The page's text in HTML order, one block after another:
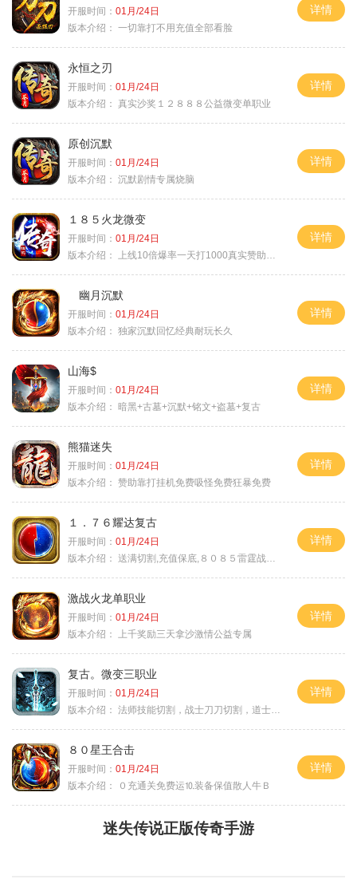
开服时间： 01月/24日
版本介绍： 一切靠打不用充值全部看脸
详情
永恒之刃
开服时间： 01月/24日
版本介绍： 真实沙奖１２８８８公益微变单职业
详情
原创沉默
开服时间： 01月/24日
版本介绍： 沉默剧情专属烧脑
详情
１８５火龙微变
开服时间： 01月/24日
版本介绍：
上线10倍爆率一天打1000真实赞助一夜终
详情
幽月沉默
开服时间： 01月/24日
版本介绍： 独家沉默回忆经典耐玩长久
详情
山海$
开服时间： 01月/24日
版本介绍：
暗黑+古墓+沉默+铭文+盗墓+复古
详情
熊猫迷失
开服时间： 01月/24日
版本介绍： 赞助靠打挂机免费吸怪免费狂暴免费
详情
１．７６耀达复古
开服时间： 01月/24日
版本介绍： 送满切割,充值保底,８０８５雷霆战神微变
详情
激战火龙单职业
开服时间： 01月/24日
版本介绍：
上千奖励三天拿沙激情公益专属
详情
复古。微变三职业
开服时间： 01月/24日
版本介绍： 法师技能切割，战士刀刀切割，道士宠物秒怪
详情
８０星王合击
开服时间： 01月/24日
版本介绍：
０充通关免费运⒑装备保值散人牛Ｂ
详情
迷失传说正版传奇手游